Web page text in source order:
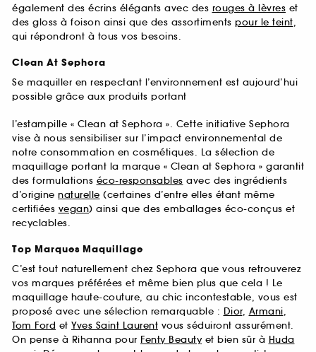
également des écrins élégants avec des rouges à lèvres et
des gloss à foison ainsi que des assortiments pour le teint,
qui répondront à tous vos besoins.
Clean At Sephora
Se maquiller en respectant l’environnement est aujourd’hui
possible grâce aux produits portant
l’estampille « Clean at Sephora ». Cette initiative Sephora
vise à nous sensibiliser sur l’impact environnemental de
notre consommation en cosmétiques. La sélection de
maquillage portant la marque « Clean at Sephora » garantit
des formulations éco-responsables avec des ingrédients
d’origine naturelle (certaines d’entre elles étant même
certifiées vegan) ainsi que des emballages éco-conçus et
recyclables.
Top Marques Maquillage
C’est tout naturellement chez Sephora que vous retrouverez
vos marques préférées et même bien plus que cela ! Le
maquillage haute-couture, au chic incontestable, vous est
proposé avec une sélection remarquable : Dior, Armani,
Tom Ford et Yves Saint Laurent vous séduiront assurément.
On pense à Rihanna pour Fenty Beautyet bien sûr à Huda